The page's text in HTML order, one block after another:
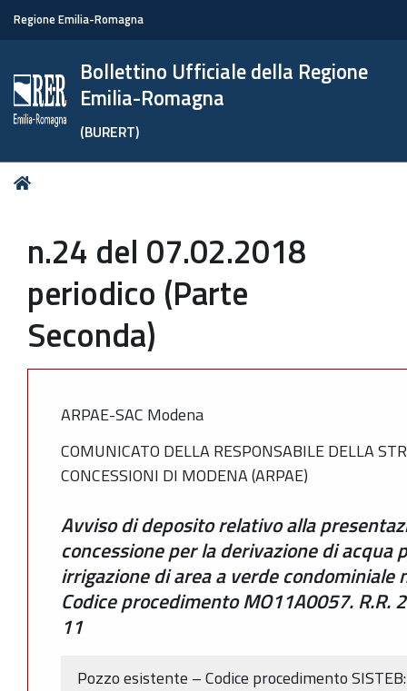
Regione Emilia-Romagna
Bollettino Ufficiale della Regione
Emilia-Romagna
(BURERT)
Tu
n.24 del 07.02.2018
periodico (Parte
Seconda)
ARPAE-SAC Modena
COMUNICATO DELLA RESPONSABILE DELLA
CONCESSIONI DI MODENA (ARPAE)
Avviso di deposito relativo alla
concessione per la derivazione di acqua
irrigazione di area a verde condominiale
Codice procedimento MO11A0057. R.R.
11
Pozzo esistente – Codice procedimento